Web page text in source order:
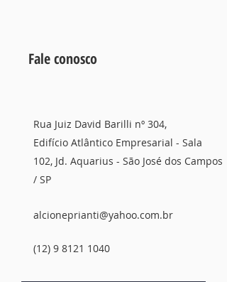
Fale conosco
Rua Juiz David Barilli nº 304,
Edifício Atlântico Empresarial - Sala
102, Jd. Aquarius - São José dos Campos
/ SP
alcioneprianti@yahoo.com.br
(12) 9 8121 1040